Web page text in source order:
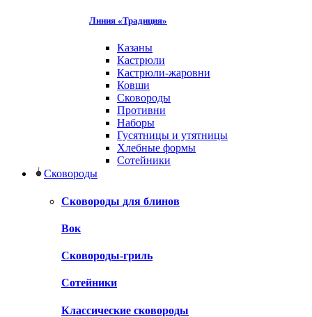
Линия «Традиция»
Казаны
Кастрюли
Кастрюли-жаровни
Ковши
Сковороды
Противни
Наборы
Гусятницы и утятницы
Хлебные формы
Сотейники
Сковороды
Сковороды для блинов
Вок
Сковороды-гриль
Сотейники
Классические сковороды